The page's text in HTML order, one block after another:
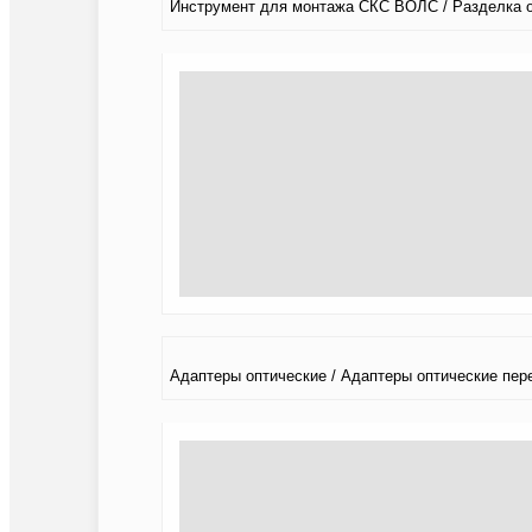
Инструмент для монтажа СКС ВОЛС / Разделка
Адаптеры оптические / Адаптеры оптические